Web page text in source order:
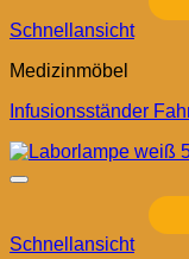
Schnellansicht
Medizinmöbel
Infusionsständer
Schnellansicht